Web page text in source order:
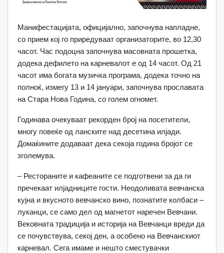
Манифестацијата, официјално, започнува напладне,
со прием кој го приредуваат организаторите, во 12,30
часот. Час подоцна започнува масовната прошетка,
додека дефилето на карневалот е од 14 часот. Од 21
часот има богата музичка програма, додека точно на
полноќ, измегу 13 и 14 јануари, започнува прославата
на Стара Нова Година, со голем огномет.
Годинава очекуваат рекорден број на посетители,
многу повеќе од ланските над десетина илјади.
Домаќините додаваат дека секоја година бројот се
зголемува.
– Рестораните и кафеаните се подготвени за да ги
пречекаат илјадниците гости. Неодоливата вевчанска
кујна и вкусното вевчанско вино, познатите колбаси –
луканци, се само дел од магнетот наречен Вевчани.
Вековната традиција и историја на Вевчанци вреди да
се почувствува, секој ден, а особено на Вевчанскиот
карневал. Сега имаме и нешто сместувачки